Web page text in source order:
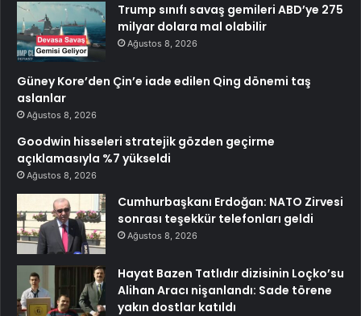
Trump sınıfı savaş gemileri ABD’ye 275
milyar dolara mal olabilir
Ağustos 8, 2026
Güney Kore’den Çin’e iade edilen Qing dönemi taş
aslanlar
Ağustos 8, 2026
Goodwin hisseleri stratejik gözden geçirme
açıklamasıyla %7 yükseldi
Ağustos 8, 2026
Cumhurbaşkanı Erdoğan: NATO Zirvesi
sonrası teşekkür telefonları geldi
Ağustos 8, 2026
Hayat Bazen Tatlıdır dizisinin Loçko’su
Alihan Aracı nişanlandı: Sade törene
yakın dostlar katıldı